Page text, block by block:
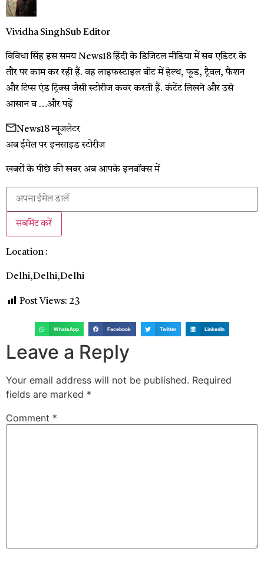
Vividha SinghSub Editor
विविधा सिंह इस समय News18 हिंदी के डिजिटल मीडिया में सब एडिटर के
तौर पर काम कर रही हैं. वह लाइफस्टाइल बीट में हेल्थ, फूड, ट्रैवल, फैशन
और टिप्स एंड ट्रिक्स जैसी स्टोरीज कवर करती हैं. कंटेंट लिखने और उसे
आसान व …और पढ़ें
News18 न्यूजलेटर
अब ईमेल पर इनसाइड स्‍टोर‍ीज
खबरों के पीछे की खबर अब आपके इनबॉक्‍स में
सबमिट करें
Location :
Delhi,Delhi,Delhi
Post Views: 23
WhatsApp Facebook Twitter LinkedIn
Leave a Reply
Your email address will not be published. Required
fields are marked *
Comment *